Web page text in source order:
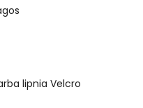
lipnia Velcro